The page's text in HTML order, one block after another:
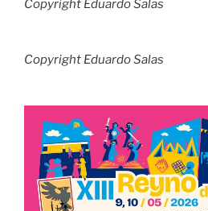
Copyright Eduardo Salas
Copyright Eduardo Salas